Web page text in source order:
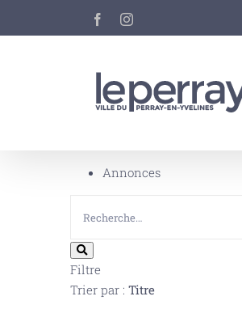
FacebookInstagram
Annonces
Filtre
Trier par : Titre